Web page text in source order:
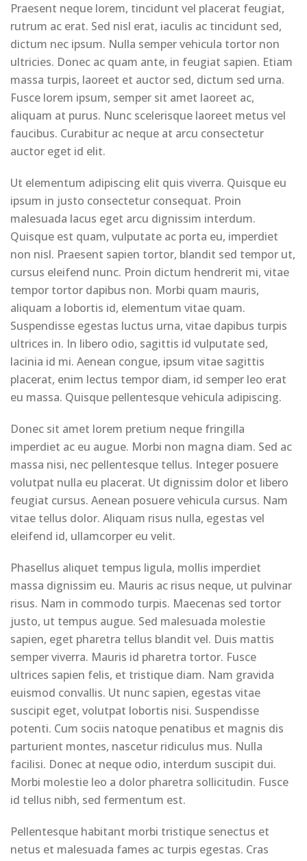
Praesent neque lorem, tincidunt vel placerat feugiat,
rutrum ac erat. Sed nisl erat, iaculis ac tincidunt sed,
dictum nec ipsum. Nulla semper vehicula tortor non
ultricies. Donec ac quam ante, in feugiat sapien. Etiam
massa turpis, laoreet et auctor sed, dictum sed urna.
Fusce lorem ipsum, semper sit amet laoreet ac,
aliquam at purus. Nunc scelerisque laoreet metus vel
faucibus. Curabitur ac neque at arcu consectetur
auctor eget id elit.
Ut elementum adipiscing elit quis viverra. Quisque eu
ipsum in justo consectetur consequat. Proin
malesuada lacus eget arcu dignissim interdum.
Quisque est quam, vulputate ac porta eu, imperdiet
non nisl. Praesent sapien tortor, blandit sed tempor ut,
cursus eleifend nunc. Proin dictum hendrerit mi, vitae
tempor tortor dapibus non. Morbi quam mauris,
aliquam a lobortis id, elementum vitae quam.
Suspendisse egestas luctus urna, vitae dapibus turpis
ultrices in. In libero odio, sagittis id vulputate sed,
lacinia id mi. Aenean congue, ipsum vitae sagittis
placerat, enim lectus tempor diam, id semper leo erat
eu massa. Quisque pellentesque vehicula adipiscing.
Donec sit amet lorem pretium neque fringilla
imperdiet ac eu augue. Morbi non magna diam. Sed ac
massa nisi, nec pellentesque tellus. Integer posuere
volutpat nulla eu placerat. Ut dignissim dolor et libero
feugiat cursus. Aenean posuere vehicula cursus. Nam
vitae tellus dolor. Aliquam risus nulla, egestas vel
eleifend id, ullamcorper eu velit.
Phasellus aliquet tempus ligula, mollis imperdiet
massa dignissim eu. Mauris ac risus neque, ut pulvinar
risus. Nam in commodo turpis. Maecenas sed tortor
justo, ut tempus augue. Sed malesuada molestie
sapien, eget pharetra tellus blandit vel. Duis mattis
semper viverra. Mauris id pharetra tortor. Fusce
ultrices sapien felis, et tristique diam. Nam gravida
euismod convallis. Ut nunc sapien, egestas vitae
suscipit eget, volutpat lobortis nisi. Suspendisse
potenti. Cum sociis natoque penatibus et magnis dis
parturient montes, nascetur ridiculus mus. Nulla
facilisi. Donec at neque odio, interdum suscipit dui.
Morbi molestie leo a dolor pharetra sollicitudin. Fusce
id tellus nibh, sed fermentum est.
Pellentesque habitant morbi tristique senectus et
netus et malesuada fames ac turpis egestas. Cras